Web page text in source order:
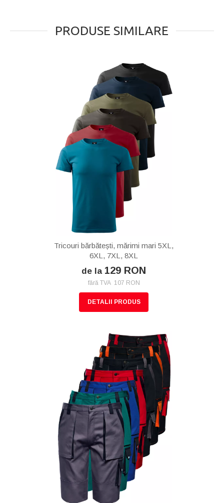
PRODUSE SIMILARE
Tricouri bărbătești, mărimi mari 5XL,
6XL, 7XL, 8XL
de la 129 RON
fără TVA 107 RON
DETALII PRODUS